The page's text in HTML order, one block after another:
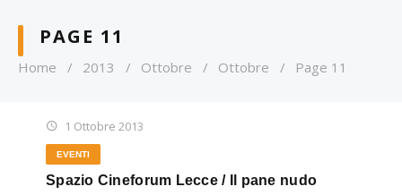
PAGE 11
Home / 2013 / Ottobre / Ottobre / Page 11
1 Ottobre 2013
EVENTI
Spazio Cineforum Lecce / Il pane nudo